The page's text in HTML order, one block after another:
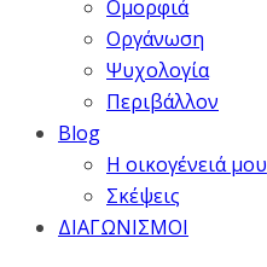
Ομορφιά
Οργάνωση
Ψυχολογία
Περιβάλλον
Blog
Η οικογένειά μου
Σκέψεις
ΔΙΑΓΩΝΙΣΜΟΙ